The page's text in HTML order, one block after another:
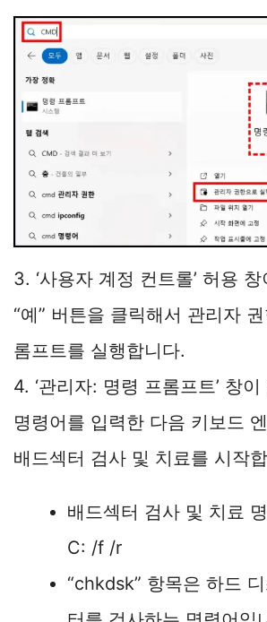
3. ‘사용자 계정 컨트롤’ 허용
“예” 버튼을 클릭해서 관리자
롬프트를 실행합니다.
4. ‘관리자: 명령 프롬프트’ 창
명령어를 입력한 다음 키보드
배드섹터 검사 및 치료를 시작
배드섹터 검사 및 치료
C: /f /r
“chkdsk” 항목은 하드